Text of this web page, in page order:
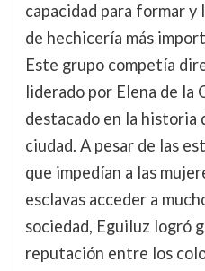
capacidad para formar y
de hechicería más
Este grupo competía
liderado por Elena de la
destacado en la historia
ciudad. A pesar de las
que impedían a las
esclavas acceder a
sociedad, Eguiluz logró
reputación entre los